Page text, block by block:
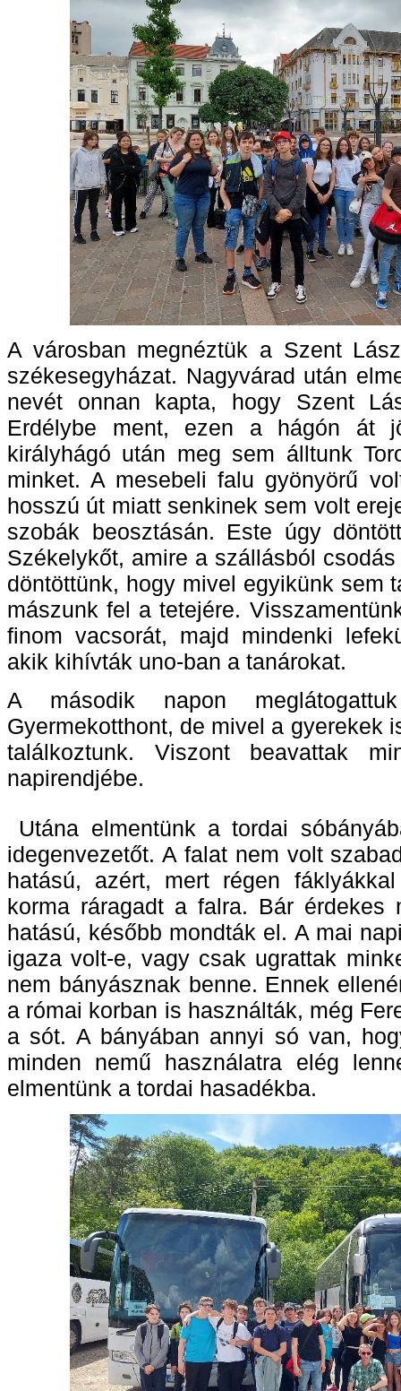
A városban megnéztük a Szent
székesegyházat. Nagyvárad után
nevét onnan kapta, hogy Szent
Erdélybe ment, ezen a hágón át
királyhágó után meg sem álltunk
minket. A mesebeli falu gyönyörű
hosszú út miatt senkinek sem volt
szobák beosztásán. Este úgy
Székelykőt, amire a szállásból
döntöttünk, hogy mivel egyikünk sem
mászunk fel a tetejére.
finom vacsorát, majd mindenki
akik kihívták uno-ban a
A második napon
Gyermekotthont, de mivel a gyerekek
találkoztunk. Viszont beavattak
napirendjébe.
Utána elmentünk a tordai
idegenvezetőt. A falat nem volt
hatású, azért, mert régen
korma ráragadt a falra. Bár érdekes
hatású, később mondták el. A mai
igaza volt-e, vagy csak ugrattak
nem bányásznak benne. Ennek
a római korban is használták, még
a sót. A bányában annyi só van,
minden nemű használatra elég
elmentünk a tordai hasadékba.